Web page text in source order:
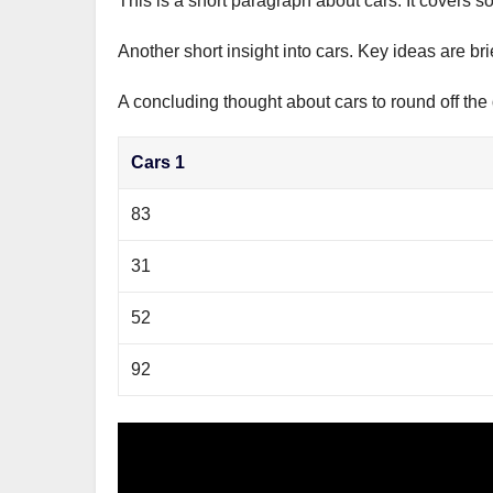
Another short insight into cars. Key ideas are
A concluding thought about cars to round off the
Cars 1
83
31
52
92